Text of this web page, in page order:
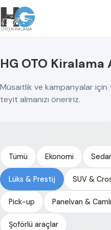
HG OTO Kiralama
Müsaitlik ve kampanyalar
teyit almanızı öneririz.
Tümü Ekonomi
Lüks & Prestij SUV &
Pick-up Panelvan &
Şoförlü araçlar